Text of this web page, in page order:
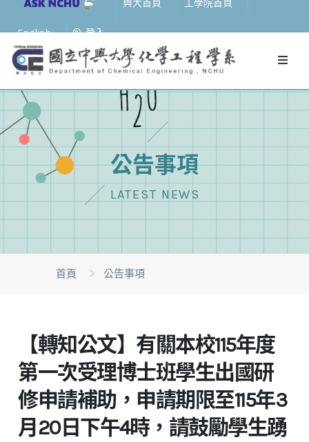
興大首頁 工學院首頁
English 登入
公告事項
LATEST NEWS
首頁 公告事項
【轉知公文】有關本校115年度
第一次受理博士班學生出國研
修申請補助，申請期限至115年3
月20日下午4時，請鼓勵學生踴